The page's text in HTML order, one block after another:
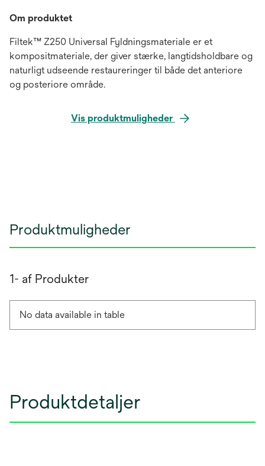
Om produktet
Filtek™ Z250 Universal Fyldningsmateriale er et
kompositmateriale, der giver stærke, langtidsholdbare og
naturligt udseende restaureringer til både det anteriore
og posteriore område.
Vis produktmuligheder
Produktmuligheder
1- af Produkter
No data available in table
Produktdetaljer